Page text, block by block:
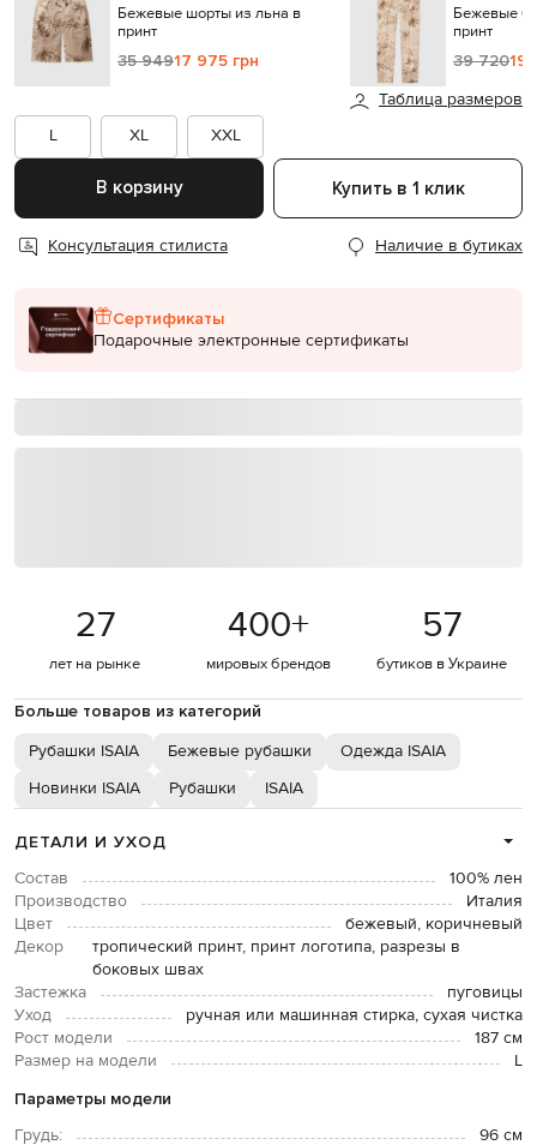
Бежевые шорты из льна в
принт
35 94917 975 грн
Бежевые
принт
39 72019
Таблица размеров
L
XL XXL
В корзину Купить в 1 клик
Консультация стилиста Наличие в бутиках
Сертификаты
Подарочные электронные сертификаты
27
лет на рынке
400+
мировых брендов
57
бутиков в Украине
Больше товаров из категорий
Рубашки ISAIA Бежевые рубашки
Одежда ISAIA
Новинки ISAIA
Рубашки ISAIA
ДЕТАЛИ И УХОД
Состав
100% лен
Производство
Италия
Цвет
бежевый, коричневый
Декор
тропический принт, принт логотипа, разрезы в
боковых швах
Застежка
пуговицы
Уход
ручная или машинная стирка, сухая чистка
Рост модели
187 см
Размер на модели
L
Параметры модели
Грудь: 96 см